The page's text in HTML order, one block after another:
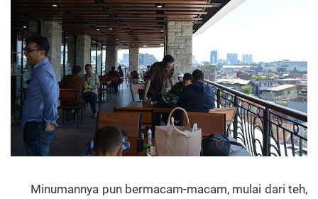
Minumannya pun bermacam-macam, mulai dari teh,